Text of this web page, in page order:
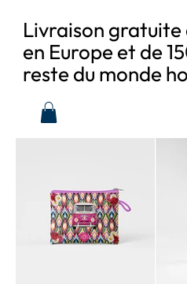
Livraison
en Europe et de
reste du monde